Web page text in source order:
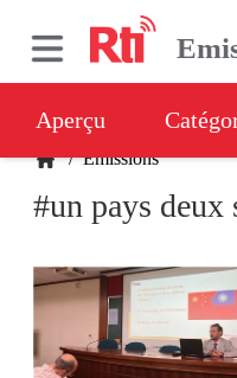
Aperçu
/Emissions
#un pays deux